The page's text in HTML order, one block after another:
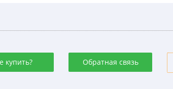
купить? Обратная связь